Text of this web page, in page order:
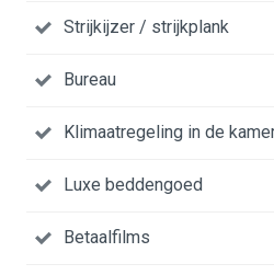
Strijkijzer / strijkplank
Bureau
Klimaatregeling in de
Luxe beddengoed
Betaalfilms